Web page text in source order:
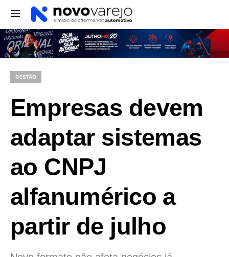
GESTÃO
Empresas devem
adaptar sistemas
ao CNPJ
alfanumérico a
partir de julho